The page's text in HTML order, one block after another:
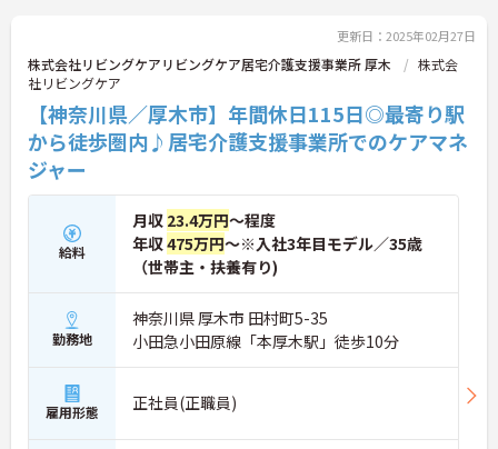
更新日：2025年02月27日
株式会社リビングケアリビングケア居宅介護支援事業所 厚木
株式会
社リビングケア
【神奈川県／厚木市】年間休日115日◎最寄り駅
から徒歩圏内♪居宅介護支援事業所でのケアマネ
ジャー
給料
月収 23.4万円～程度
年収475万円～※入社3年目モデル／35歳
（世帯主・扶養有り)
勤務地
神奈川県 厚木市 田村町5-35
小田急小田原線「本厚木駅」徒歩10分
雇用形態 正社員(正職員)